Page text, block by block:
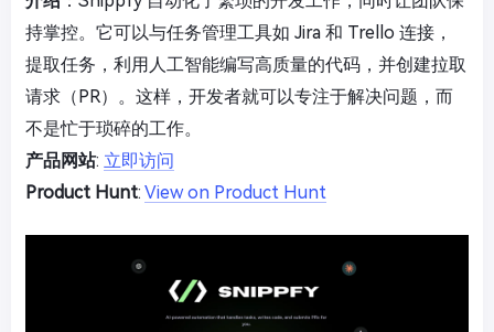
持掌控。它可以与任务管理工具如 Jira 和 Trello 连接，
提取任务，利用人工智能编写高质量的代码，并创建拉取
请求（PR）。这样，开发者就可以专注于解决问题，而
不是忙于琐碎的工作。
产品网站: 立即访问
Product Hunt: View on Product Hunt